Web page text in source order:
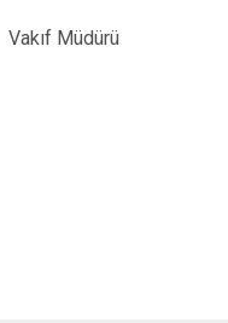
Vakıf Müdürü